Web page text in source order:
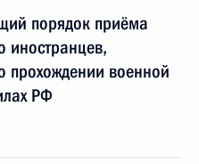
порядок приёма
иностранцев,
прохождении военной
РФ